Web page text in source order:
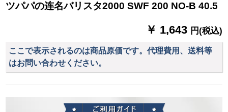
ツパパの连名バリスタ2000 SWF 200 NO-B 40.5
￥ 1,643 円(税込)
ここで表示されるのは商品原価です。代理費用、送料等
はお問い合わせください。